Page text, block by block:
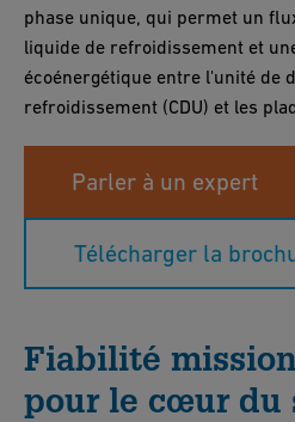
phase unique, qui permet un
liquide de refroidissement et
écoénergétique entre l'unité de
refroidissement (CDU) et les
Parler à un expert
Télécharger la
Fiabilité
pour le cœur du